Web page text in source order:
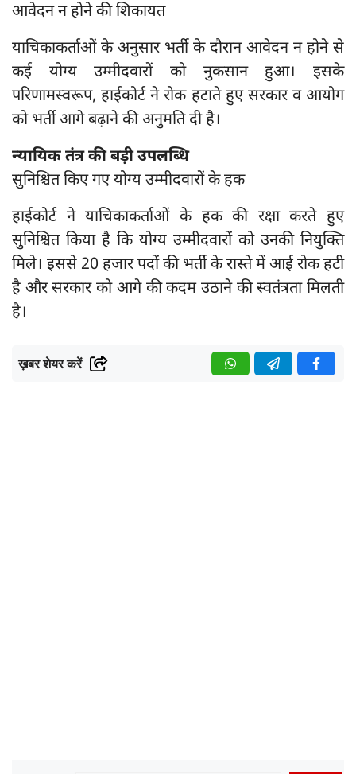
आवेदन न होने की शिकायत
याचिकाकर्ताओं के अनुसार भर्ती के दौरान आवेदन न होने से
कई योग्य उम्मीदवारों को नुकसान हुआ। इसके
परिणामस्वरूप, हाईकोर्ट ने रोक हटाते हुए सरकार व आयोग
को भर्ती आगे बढ़ाने की अनुमति दी है।
न्यायिक तंत्र की बड़ी उपलब्धि
सुनिश्चित किए गए योग्य उम्मीदवारों के हक
हाईकोर्ट ने याचिकाकर्ताओं के हक की रक्षा करते हुए
सुनिश्चित किया है कि योग्य उम्मीदवारों को उनकी नियुक्ति
मिले। इससे 20 हजार पदों की भर्ती के रास्ते में आई रोक हटी
है और सरकार को आगे की कदम उठाने की स्वतंत्रता मिलती
है।
ख़बर शेयर करें